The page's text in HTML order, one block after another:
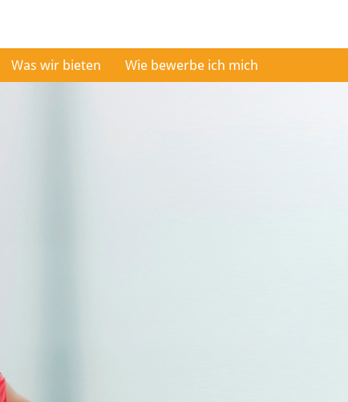
Was wir bieten Wie bewerbe ich mich